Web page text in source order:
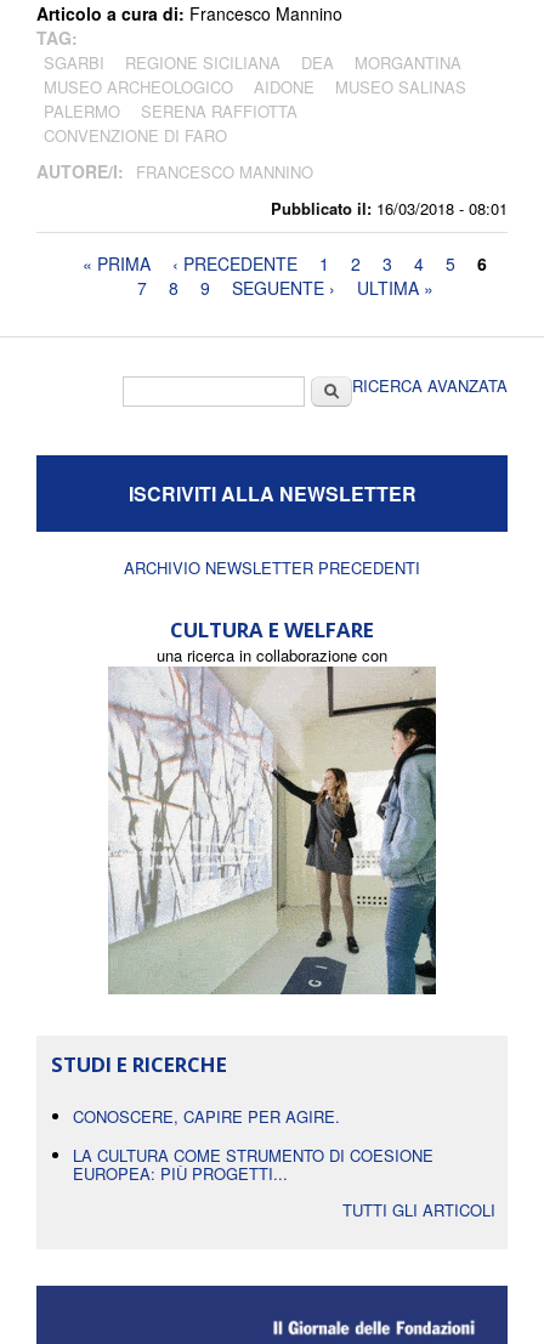
Pubblicato il: 16/03/2018 - 08:01
Articolo a cura di: Francesco Mannino
TAG:
SGARBI REGIONE SICILIANA DEA
MORGANTINA
MUSEO ARCHEOLOGICO
AIDONE
MUSEO SALINAS
PALERMO
SERENA RAFFIOTTA
CONVENZIONE DI FARO
AUTORE/I: FRANCESCO MANNINO
Pagine« PRIMA ‹ PRECEDENTE 1 2 3 4 5
6
7
8 9 SEGUENTE › ULTIMA »
CercaRICERCA AVANZATA
ISCRIVITI ALLA NEWSLETTER
ARCHIVIO NEWSLETTER PRECEDENTI
CULTURA E WELFARE
una ricerca in collaborazione con
STUDI E RICERCHE
CONOSCERE, CAPIRE PER AGIRE.
LA CULTURA COME STRUMENTO DI COESIONE
EUROPEA: PIÙ PROGETTI...
TUTTI GLI ARTICOLI